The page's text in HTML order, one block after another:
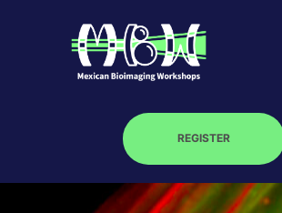
REGISTER